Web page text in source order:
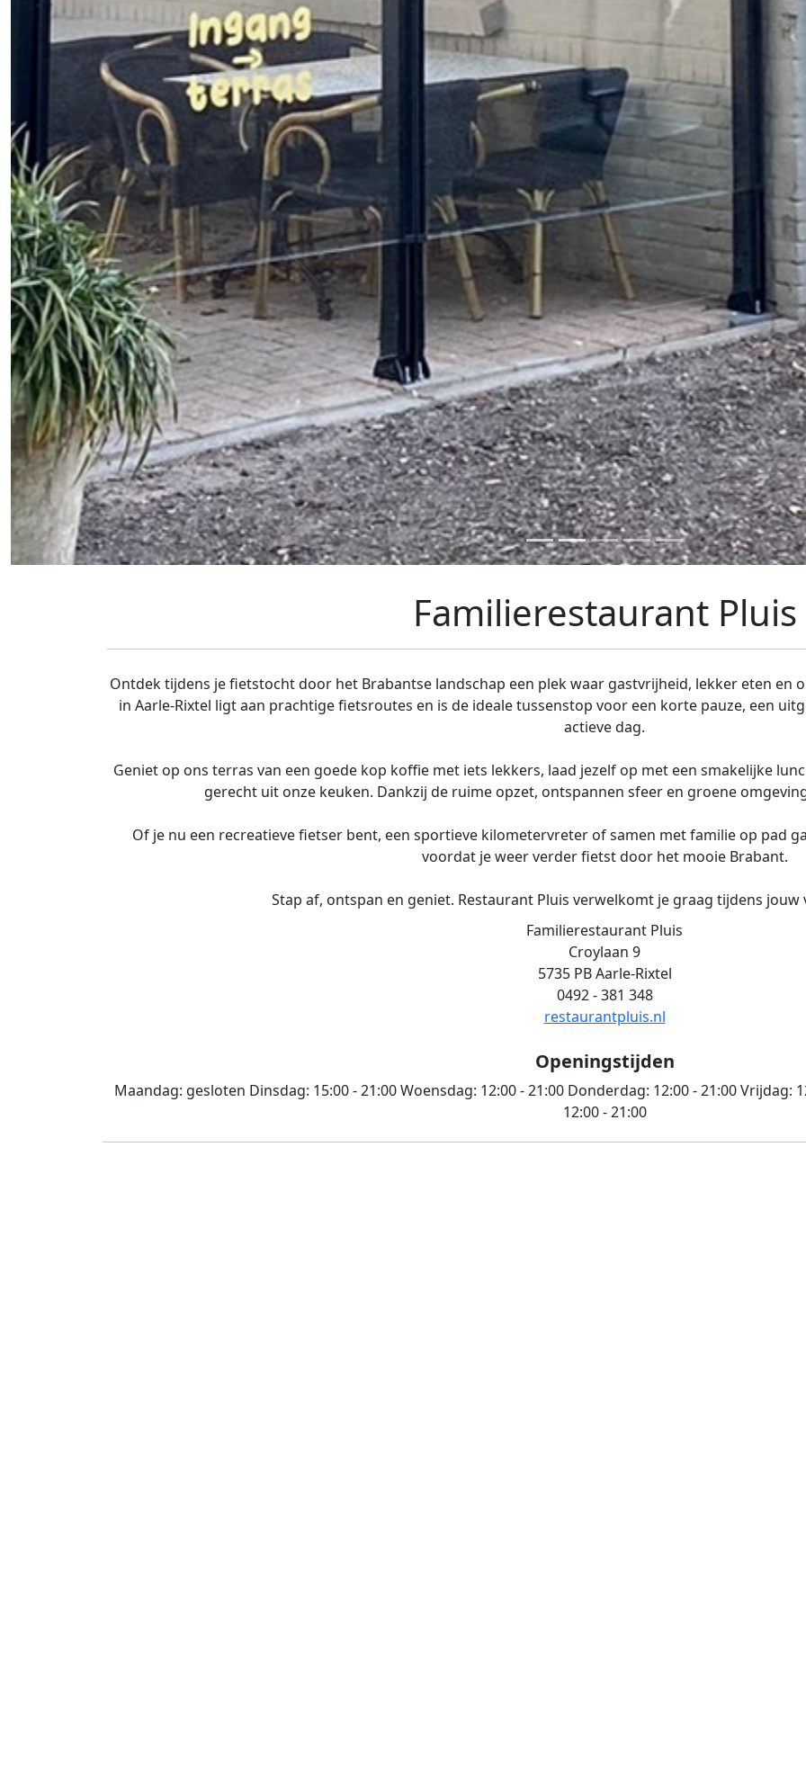
Familierestaurant Pluis
Ontdek tijdens je fietstocht door het Brabantse landschap een plek waar gastvrijheid, lekker eten en
in Aarle-Rixtel ligt aan prachtige fietsroutes en is de ideale tussenstop voor een korte pauze, een
actieve dag.
Geniet op ons terras van een goede kop koffie met iets lekkers, laad jezelf op met een smakelijke
gerecht uit onze keuken. Dankzij de ruime opzet, ontspannen sfeer en groene
Of je nu een recreatieve fietser bent, een sportieve kilometervreter of samen met familie op pad
voordat je weer verder fietst door het mooie Brabant.
Stap af, ontspan en geniet. Restaurant Pluis verwelkomt je graag tijdens
Familierestaurant Pluis
Croylaan 9
5735 PB Aarle-Rixtel
0492 - 381 348
restaurantpluis.nl
Openingstijden
Maandag: gesloten Dinsdag: 15:00 - 21:00Woensdag: 12:00 - 21:00Donderdag: 12:00 - 21:00Vrijdag:
12:00 - 21:00